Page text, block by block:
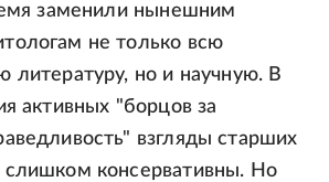
заменили нынешним
не только всю
литературу, но и научную. В
активных "борцов за
взгляды старших
консервативны. Но